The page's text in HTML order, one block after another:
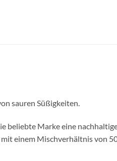
sauren Süßigkeiten.
Marke eine
einem Mischverhältnis von